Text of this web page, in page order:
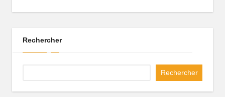
e
A
fr
q
Rechercher
Rechercher